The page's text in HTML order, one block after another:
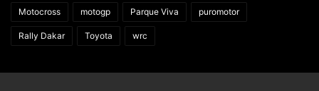
Motocross motogp Parque Viva puromotor
Rally Dakar Toyota wrc